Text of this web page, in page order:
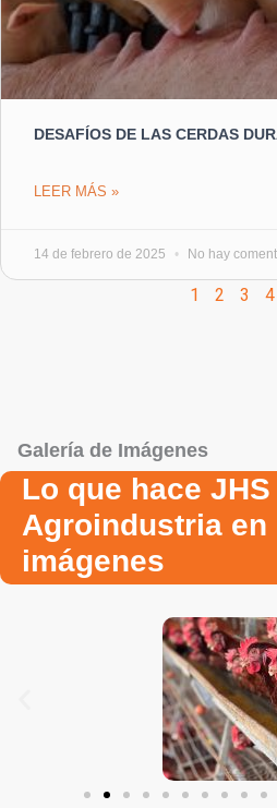
DESAFÍOS DE LAS CERDAS
LEER MÁS »
14 de febrero de 2025 No hay
1 2 3 4
Galería de Imágenes
Lo que hace JHS
Agroindustria en
imágenes